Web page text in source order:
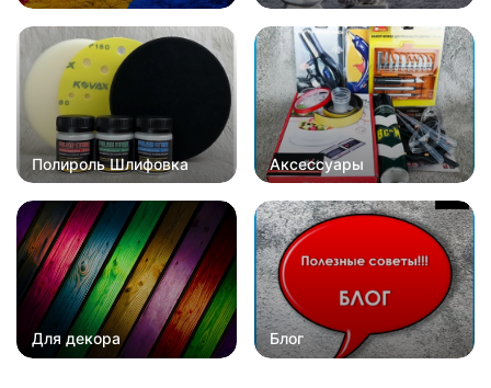
Полироль Шлифовка Аксессуары
Для декора Блог